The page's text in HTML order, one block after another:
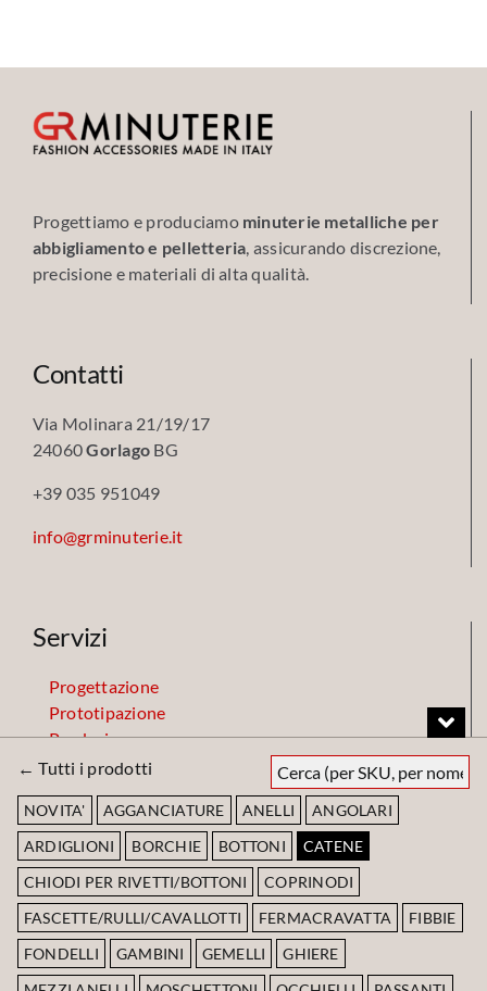
← Tutti i prodotti
NOVITA' AGGANCIATURE ANELLI
ANGOLARI
ARDIGLIONI
BORCHIE BOTTONI
CATENE
CHIODI PER RIVETTI/BOTTONI
COPRINODI
FASCETTE/RULLI/CAVALLOTTI
FERMACRAVATTA
FIBBIE
FONDELLI
GAMBINI GEMELLI
GHIERE
Progettiamo e produciamo minuterie metalliche per
abbigliamento e pelletteria , assicurando discrezione,
precisione e materiali di alta qualità.
Contatti
Via Molinara 21/19/17
24060Gorlago BG
+39 035 951049
info@grminuterie.it
Servizi
Progettazione
Prototipazione
Produzione
Finiture
Codice Etico
Scarica Codice Etico